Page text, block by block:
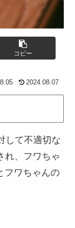
コピー
2024.08.07
して不適切な
れ、フワちゃ
フワちゃんの